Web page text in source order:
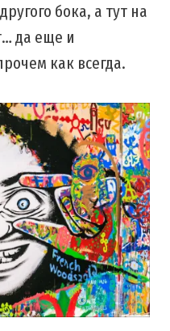
бока, а тут на
да еще и
как всегда.